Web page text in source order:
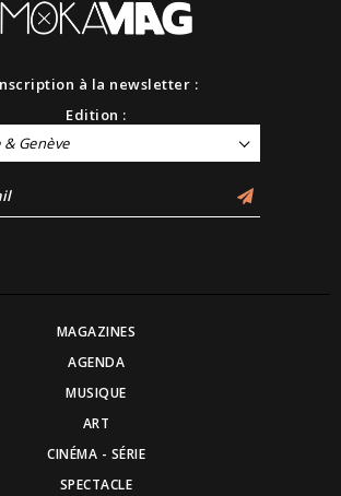
à la newsletter :
Edition :
Genève
MAGAZINES
AGENDA
MUSIQUE
ART
CINÉMA - SÉRIE
SPECTACLE